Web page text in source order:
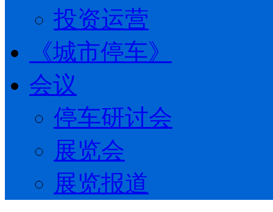
投资运营
《城市停车》
会议
停车研讨会
展览会
展览报道